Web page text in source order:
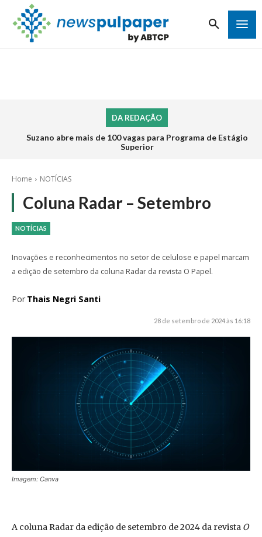
DA REDAÇÃO
Suzano abre mais de 100 vagas para Programa de Estágio
Superior
Home NOTÍCIAS
Coluna Radar – Setembro
NOTÍCIAS
Inovações e reconhecimentos no setor de celulose e papel marcam
a edição de setembro da coluna Radar da revista O Papel.
Por Thais Negri Santi
28 de setembro de 2024 às 16:18
Imagem: Canva
A coluna Radar da edição de setembro de 2024 da revista O